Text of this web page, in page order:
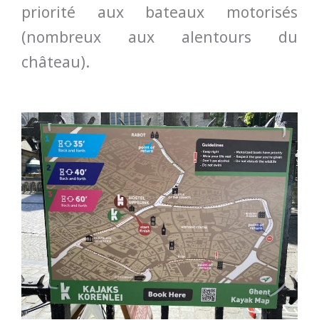
priorité aux bateaux motorisés
(nombreux aux alentours du
château).